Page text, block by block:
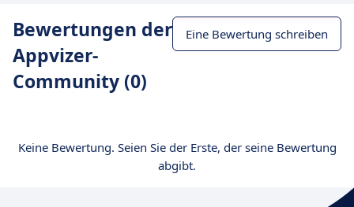
Bewertungen der
Appvizer-
Community (0)
Eine Bewertung schreiben
Keine Bewertung. Seien Sie der Erste, der seine Bewertung
abgibt.